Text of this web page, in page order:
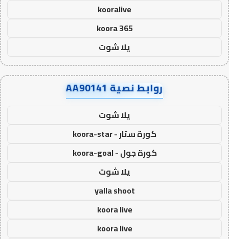
kooralive
koora 365
يلا شوت
روابط نصية AA90141
يلا شوت
كورة ستار - koora-star
كورة جول - koora-goal
يلا شوت
yalla shoot
koora live
koora live